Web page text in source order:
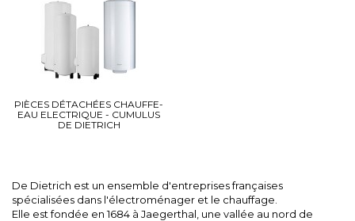
PIÈCES DÉTACHÉES CHAUFFE-
EAU ELECTRIQUE - CUMULUS
DE DIETRICH
De Dietrich est un ensemble d'entreprises françaises
spécialisées dans l'électroménager et le chauffage.
Elle est fondée en 1684 à Jaegerthal, une vallée au nord de